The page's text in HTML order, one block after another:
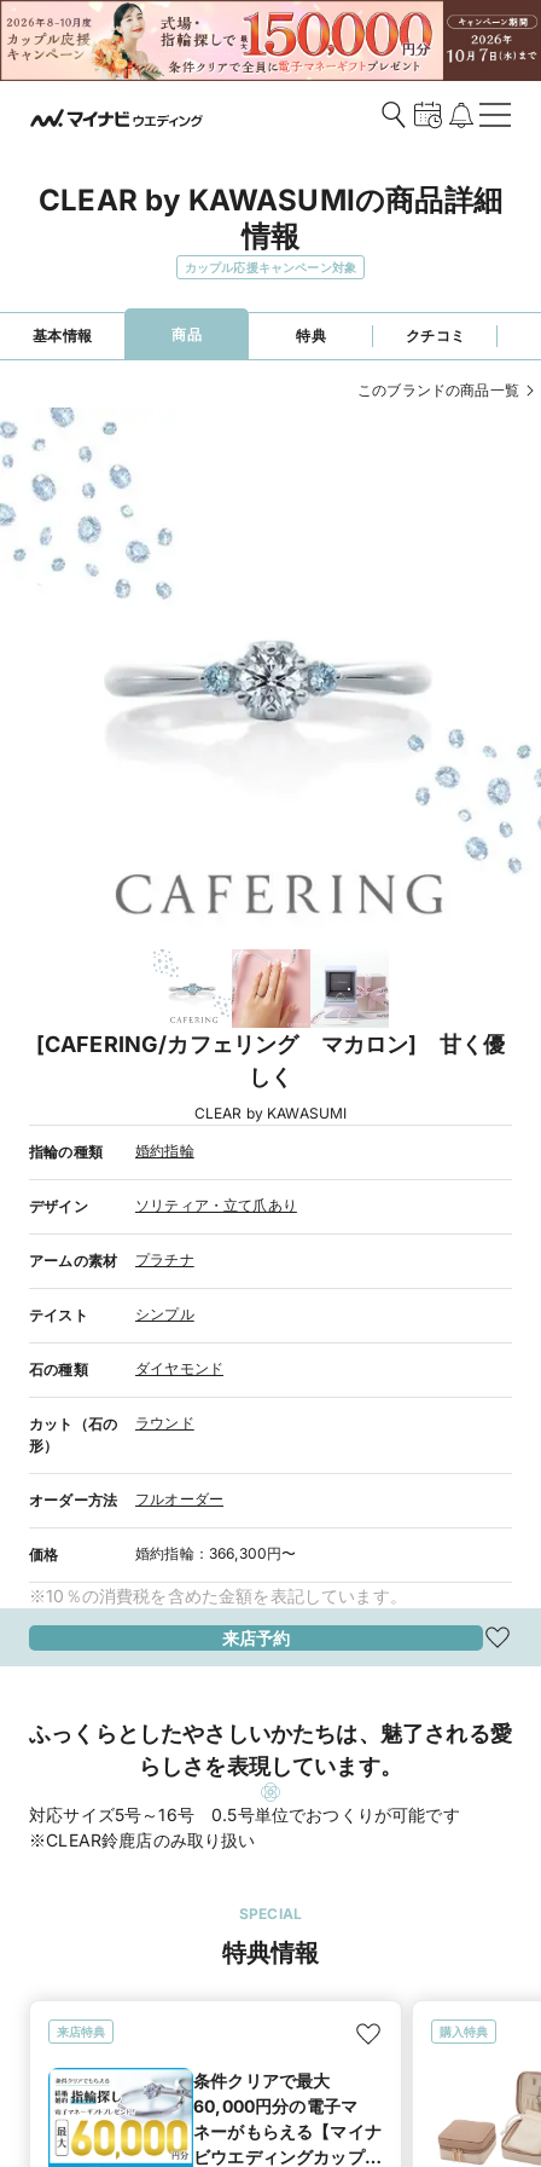
CLEAR by KAWASUMIの商品詳細
情報
カップル応援キャンペーン対象
基本情報 商品 特典 クチコミ
このブランドの商品一覧
[CAFERING/カフェリング マカロン] 甘く優
しく
CLEAR by KAWASUMI
指輪の種類 婚約指輪
デザイン ソリティア・立て爪あり
アームの素材 プラチナ
テイスト シンプル
石の種類 ダイヤモンド
カット（石の
形）
ラウンド
オーダー方法 フルオーダー
価格 婚約指輪： 366,300円〜
※10％の消費税を含めた金額を表記しています。
来店予約
ふっくらとしたやさしいかたちは、魅了される愛
らしさを表現しています。
対応サイズ5号～16号 0.5号単位でおつくりが可能です
※CLEAR鈴鹿店のみ取り扱い
SPECIAL
特典情報
来店特典
条件クリアで最大
60,000円分の電子マ
ネーがもらえる【マイナ
ビウエディングカップル
購入特典